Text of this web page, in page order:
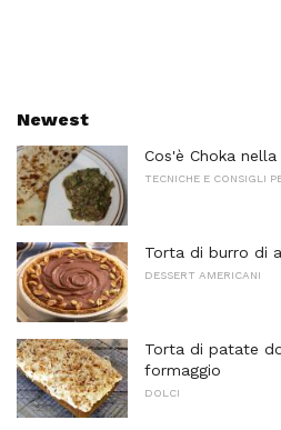
Newest
Cos'è Choka
TECNICHE E CONSIGLI
Torta di burro di
DESSERT AMERICANI
Torta di patate
formaggio
DOLCI